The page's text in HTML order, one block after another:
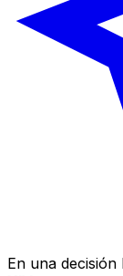
En una decisión